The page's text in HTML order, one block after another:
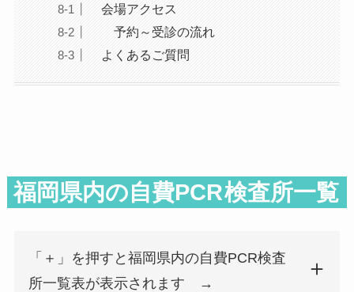
会場アクセス
予約～受診の流れ
よくあるご質問
福岡県内の自費PCR検査所一覧
「＋」を押すと福岡県内の自費PCR検査
所一覧表が表示されます →